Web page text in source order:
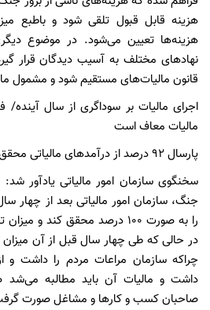
هزینه قابل قبول تلقی شود و باطبع
هزینه‌ها تعیین می‌شود. در موضوع
قانون مالیات‌های مستقیم شود و مشمول
مالیات معاف است
پارسال ۹۲ درصد از درآمدهای مالیاتی محقق شد
سخنگوی سازمان امور مالیاتی یادآور
جنگ، سازمان امور مالیاتی بعد از چهار
چراکه سازمان مراعات مردم را داشت و
داشت و مالیات آن باید مطالبه می‌شد
صاحبان کسب و کارها و مشاغل صورت